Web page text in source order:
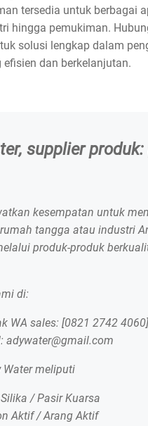
tersedia untuk berbagai
hingga pemukiman.
solusi lengkap dalam
dan berkelanjutan.
supplier
kesempatan untuk
tangga atau industri
produk-produk
di:
WA sales: [0821 2742 4060]
adywater@gmail.com
Water meliputi
/ Pasir Kuarsa
Aktif / Arang Aktif